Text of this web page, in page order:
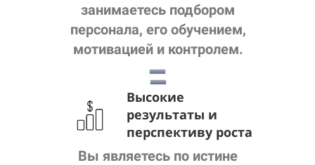
занимаетесь подбором
персонала, его обучением,
мотивацией и контролем.
Высокие
результаты и
перспективу роста
Вы являетесь по истине